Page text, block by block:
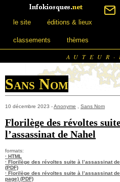
le site éditions & lieux
classements thèmes
Sans Nom
10 décembre 2023 -Anonyme Sans Nom
Florilège des révoltes
l’assassinat de Nahel
formats:
· HTML
· Florilège des révoltes suite à l’assassinat
(PDF)
· Florilège des révoltes suite à l’assassinat
page) (PDF)